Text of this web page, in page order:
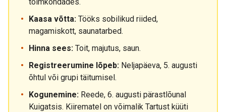
Kaasa võtta: Tööks sobilikud riided,
magamiskott, saunatarbed.
Hinna sees: Toit, majutus, saun.
Registreerumine lõpeb: Neljapäeva, 5. augusti
õhtul või grupi täitumisel.
Kogunemine: Reede, 6. augusti pärastlõunal
Kuigatsis. Kiirematel on võimalik Tartust küüti